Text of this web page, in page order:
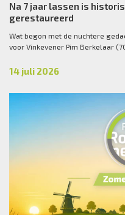
Na 7 jaar lassen is
gerestaureerd
Wat begon met de nuchtere
voor Vinkevener Pim Berkelaar
14 juli 2026